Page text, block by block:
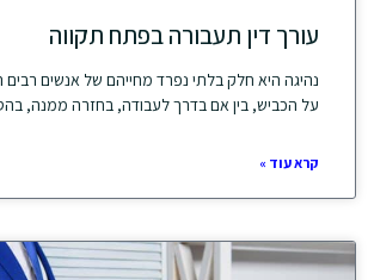
עורך דין תעבורה בפתח תקווה
נהיגה היא חלק בלתי נפרד מחייהם של אנשים
על הכביש, בין אם בדרך לעבודה, בחזרה ממנה,
קרא עוד »